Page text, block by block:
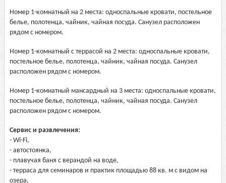
Номер 1-комнатный на 2 места: односпальные кровати, постельное
белье, полотенца, чайник, чайная посуда. Санузел расположен
рядом с номером.
Номер 1-комнатный с террасой на 2 места: односпальные кровати,
постельное белье, полотенца, чайник, чайная посуда. Санузел
расположен рядом с номером.
Номер 1-комнатный мансардный на 3 места: односпальные кровати,
постельное белье, полотенца, чайник, чайная посуда. Санузел
расположен рядом с номером.
Сервис и развлечения:
- Wi-Fi,
- автостоянка,
- плавучая баня с верандой на воде,
- терраса для семинаров и практик площадью 88 кв. м с видом на
озера,